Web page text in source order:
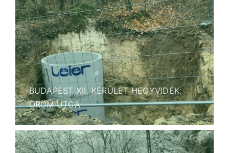
BUDAPEST XII. KERÜLET HEGYVIDÉK:
ÖRÖM UTCA